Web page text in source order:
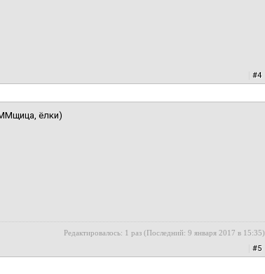
#4
ёлки)
Редактировалось: 1 раз (Последний: 9 января 2017 в 15:35)
#5